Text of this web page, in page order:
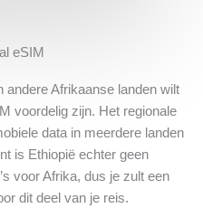
eSIM
andere Afrikaanse landen wilt
voordelig zijn. Het regionale
data in meerdere landen
is Ethiopië echter geen
voor Afrika, dus je zult een
dit deel van je reis.